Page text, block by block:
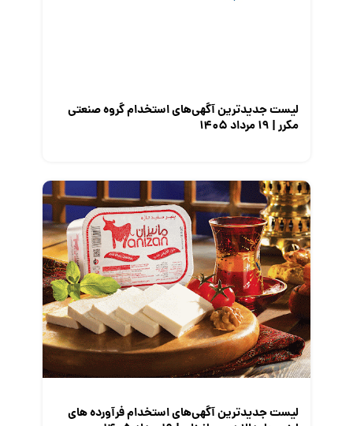
لیست جدیدترین آگهی‌های استخدام گروه صنعتی
مکرر | ۱۹ مرداد ۱۴۰۵
لیست جدیدترین آگهی‌های استخدام فرآورده های